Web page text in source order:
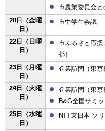
市農業委員会
20日（金曜
日）
市中学生会議
22日（日曜
日）
市ふるさと応
都）
23日（月曜
日）
企業訪問（東京
24日（火曜
日）
企業訪問（東京
B&G全国サミッ
25日（水曜
日）
NTT東日本 ソ